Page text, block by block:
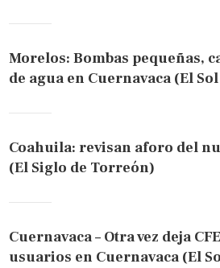
Morelos: Bombas pequeñas,
de agua en Cuernavaca (El
Coahuila: revisan aforo del
(El Siglo de Torreón)
Cuernavaca – Otra vez deja
usuarios en Cuernavaca (El